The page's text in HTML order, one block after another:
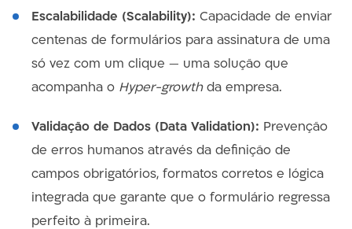
Escalabilidade (Scalability): Capacidade de enviar
centenas de formulários para assinatura de uma
só vez com um clique — uma solução que
acompanha o Hyper-growthda empresa.
Validação de Dados (Data Validation): Prevenção
de erros humanos através da definição de
campos obrigatórios, formatos corretos e lógica
integrada que garante que o formulário regressa
perfeito à primeira.